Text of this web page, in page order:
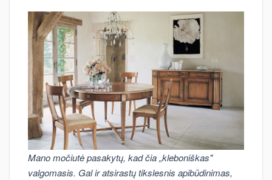
Mano močiutė pasakytų, kad čia „kleboniškas"
valgomasis. Gal ir atsirastų tikslesnis apibūdinimas,